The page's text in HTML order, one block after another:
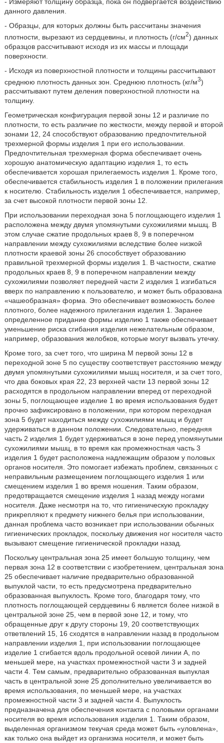
данного давления.
- Образцы, для которых должны быть рассчитаны значения
плотности, вырезают из сердцевины, и плотность (г/см2) данных
образцов рассчитывают исходя из их массы и площади
поверхности.
- Исходя из поверхностной плотности и толщины рассчитывают
среднюю плотность данных зон. Среднюю плотность (кг/м3)
рассчитывают путем деления поверхностной плотности на
толщину.
Геометрическая конфигурация первой зоны 12 и различие по
плотности, то есть различие по жесткости, между первой и второй
зонами 12, 24 способствуют образованию предпочтительной
трехмерной формы изделия 1 при его использовании.
Предпочтительная трехмерная форма обеспечивает очень
хорошую анатомическую адаптацию изделия 1, то есть
обеспечивается хорошая прилегаемость изделия 1. Кроме того,
обеспечивается стабильность изделия 1 в положении прилегания
к носителю. Стабильность изделия 1 обеспечивается, например,
за счет высокой плотности первой зоны 12.
При использовании переходная зона 5 поглощающего изделия 1
расположена между двумя упомянутыми сухожилиями мышц. В
этом случае сжатие продольных краев 8, 9 в поперечном
направлении между сухожилиями вследствие более низкой
плотности краевой зоны 26 способствует образованию
правильной трехмерной формы изделия 1. В частности, сжатие
продольных краев 8, 9 в поперечном направлении между
сухожилиями позволяет передней части 2 изделия 1 изгибаться
вверх по направлению к пользователю, и может быть образована
«чашеобразная» форма. Это обеспечивает возможность более
плотного, более надежного прилегания изделия 1. Заранее
определенное придание формы изделию 1 также обеспечивает
уменьшение риска сгибания изделия нежелательным образом,
например, образования желобков, которые могут вызвать утечку.
Кроме того, за счет того, что ширина М первой зоны 12 в
переходной зоне 5 по существу соответствует расстоянию между
двумя упомянутыми сухожилиями мышц носителя, и за счет того,
что два боковых края 22, 23 верхней части 13 первой зоны 12
расходятся в продольном направлении вперед от переходной
зоны 5, поглощающее изделие 1 во время использования будет
прочно зафиксировано в положении, при котором переходная
зона 5 будет находиться между сухожилиями мышц и будет
удерживаться в данном положении. Следовательно, передняя
часть 2 изделия 1 будет удерживаться в зоне перед упомянутыми
сухожилиями мышц, в то время как промежностная часть 3
изделия 1 будет расположена надлежащим образом у половых
органов носителя. Это помогает избежать проблем, связанных с
неправильным размещением поглощающего изделия 1 или
смещением изделия 1 во время ношения. Таким образом,
предотвращается смещение изделия 1 назад между ногами
носителя. Даже несмотря на то, что гигиеническую прокладку
прикрепляют к предмету нижнего белья при использовании,
данная проблема часто возникает при использовании обычных
гигиенических прокладок, поскольку движения ног носителя часто
вызывают смещение гигиенической прокладки назад.
Поскольку центральная зона 25 имеет большую толщину, чем
первая зона 12 в соответствии с изобретением, центральная зона
25 обеспечивает наличие предварительно образованной
выпуклой части, то есть предусмотрена предварительно
образованная выпуклость. Кроме того, благодаря тому, что
плотность поглощающей сердцевины 6 является более низкой в
центральной зоне 25, чем в первой зоне 12, и тому, что
обращенные друг к другу стороны 19, 20 соответствующих
ответвлений 15, 16 сходятся в направлении назад в продольном
направлении изделия 1, при использовании поглощающее
изделие 1 сгибается вдоль продольной осевой линии А, по
меньшей мере, на участках промежностной части 3 и задней
части 4. Тем самым, предварительно образованная выпуклая
часть в центральной зоне 25 дополнительно увеличивается во
время использования, по меньшей мере, на участках
промежностной части 3 и задней части 4. Выпуклость
предназначена для обеспечения контакта с половыми органами
носителя во время использования изделия 1. Таким образом,
выделенная организмом текучая среда может быть «уловлена»,
как только она выйдет из организма носителя, и может быть